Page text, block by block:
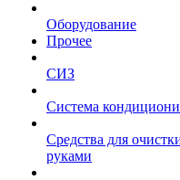
Оборудование
Прочее
СИЗ
Система
Средства для
руками